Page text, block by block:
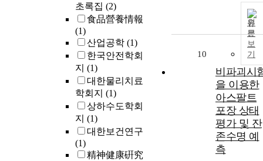
초록집 (2)
食品營養情報
(1)
산업공학 (1)
한국안전학회
지 (1)
대한물리치료
학회지 (1)
상하수도학회
지 (1)
대한보건연구
(1)
精神健康硏究
원
문
보
기
10
비파괴시
을 이용한
아스팔트
포장 상태
평가 및 잔
존수명 예
측